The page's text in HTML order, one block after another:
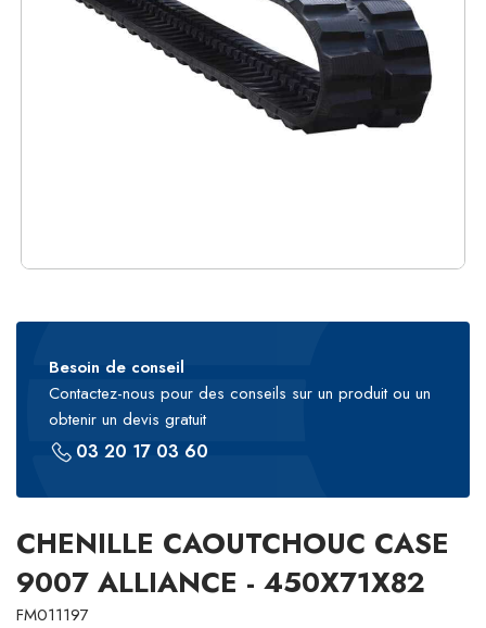
Besoin de conseil
Contactez-nous pour des conseils sur un produit ou un
obtenir un devis gratuit
03 20 17 03 60
CHENILLE CAOUTCHOUC CASE
9007 ALLIANCE - 450X71X82
FM011197